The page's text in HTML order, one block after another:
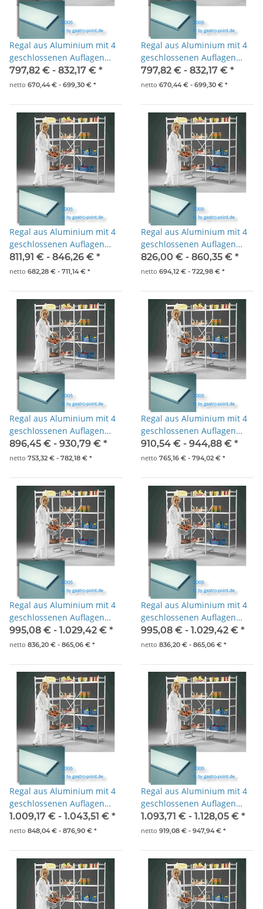
Regal aus Aluminium mit 4
geschlossenen Auflagen
1675x500x1800mm
797,82 € - 832,17 € *
netto 670,44 € - 699,30 € *
Regal aus Aluminium mit 4
geschlossenen Auflagen
1775x500x1800mm
797,82 € - 832,17 € *
netto 670,44 € - 699,30 € *
Regal aus Aluminium mit 4
geschlossenen Auflagen
1875x500x1800mm
811,91 € - 846,26 € *
netto 682,28 € - 711,14 € *
Regal aus Aluminium mit 4
geschlossenen Auflagen
1975x500x1800mm
826,00 € - 860,35 € *
netto 694,12 € - 722,98 € *
Regal aus Aluminium mit 4
geschlossenen Auflagen
2075x500x1800mm
896,45 € - 930,79 € *
netto 753,32 € - 782,18 € *
Regal aus Aluminium mit 4
geschlossenen Auflagen
2175x500x1800mm
910,54 € - 944,88 € *
netto 765,16 € - 794,02 € *
Regal aus Aluminium mit 4
geschlossenen Auflagen
2275x500x1800mm
995,08 € - 1.029,42 € *
netto 836,20 € - 865,06 € *
Regal aus Aluminium mit 4
geschlossenen Auflagen
2375x500x1800mm
995,08 € - 1.029,42 € *
netto 836,20 € - 865,06 € *
Regal aus Aluminium mit 4
geschlossenen Auflagen
2475x500x1800mm
1.009,17 € - 1.043,51 € *
netto 848,04 € - 876,90 € *
Regal aus Aluminium mit 4
geschlossenen Auflagen
2575x500x1800mm
1.093,71 € - 1.128,05 € *
netto 919,08 € - 947,94 € *